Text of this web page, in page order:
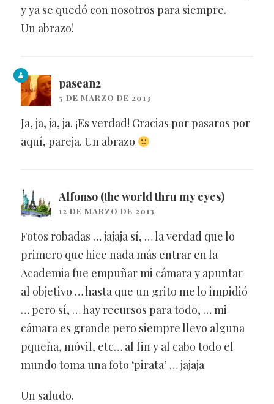
y ya se quedó con nosotros para siempre.
Un abrazo!
pasean2
5 DE MARZO DE 2013
Ja, ja, ja, ja. ¡Es verdad! Gracias por pasaros por
aquí, pareja. Un abrazo
Alfonso (the world thru my eyes)
12 DE MARZO DE 2013
Fotos robadas … jajaja sí, … la verdad que lo
primero que hice nada más entrar en la
Academia fue empuñar mi cámara y apuntar
al objetivo … hasta que un grito me lo impidió
… pero sí, … hay recursos para todo, … mi
cámara es grande pero siempre llevo alguna
pqueña, móvil, etc… al fin y al cabo todo el
mundo toma una foto ‘pirata’ … jajaja
Un saludo.